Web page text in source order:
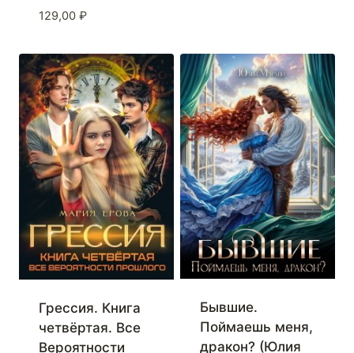
129,00 ₽
Грессия. Книга
четвёртая. Все
Вероятности
Бывшие.
Поймаешь меня,
дракон? (Юлия